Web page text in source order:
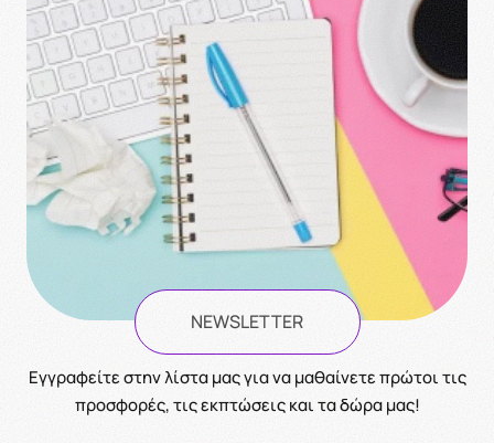
NEWSLETTER
Eγγραφείτε στην λίστα μας για να μαθαίνετε πρώτοι τις
προσφορές, τις εκπτώσεις και τα δώρα μας!